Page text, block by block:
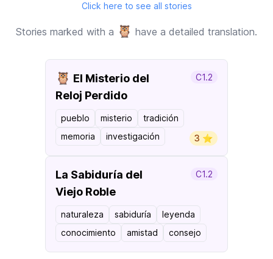
Click here to see all stories
Stories marked with a 🦉 have a detailed translation.
🦉 El Misterio del
Reloj Perdido
C1.2
pueblo misterio
tradición
memoria
investigación 3 ⭐️
La Sabiduría del
Viejo Roble
C1.2
naturaleza sabiduría
leyenda
conocimiento
amistad consejo